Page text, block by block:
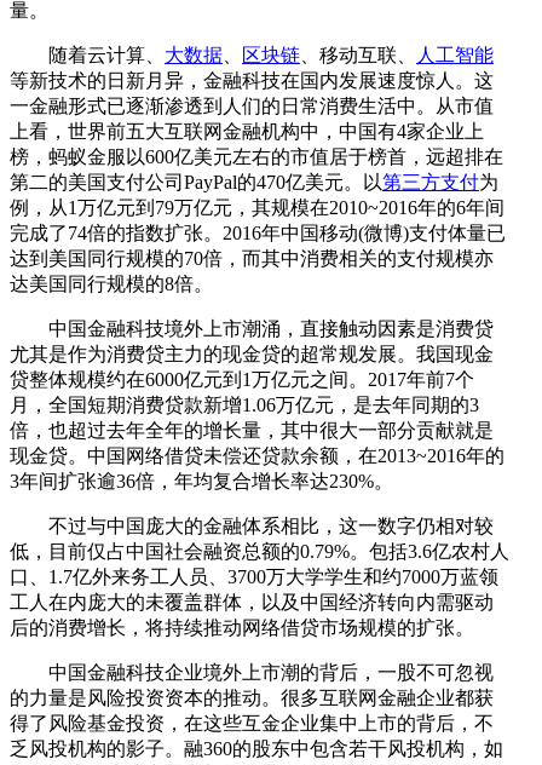
量。
随着云计算、 大数据 区块链 、移动互联、
人工智能
等新技术的日新月异，金融科技在国内发展速度惊人。这
一金融形式已逐渐渗透到人们的日常消费生活中。从市值
上看，世界前五大互联网金融机构中，中国有4家企业上
榜，蚂蚁金服以600亿美元左右的市值居于榜首，远超排在
第二的美国支付公司PayPal的470亿美元。以第三方支付为
例，从1万亿元到79万亿元，其规模在2010~2016年的6年间
完成了74倍的指数扩张。2016年中国移动(微博)支付体量已
达到美国同行规模的70倍，而其中消费相关的支付规模亦
达美国同行规模的8倍。
中国金融科技境外上市潮涌，直接触动因素是消费贷
尤其是作为消费贷主力的现金贷的超常规发展。我国现金
贷整体规模约在6000亿元到1万亿元之间。2017年前7个
月，全国短期消费贷款新增1.06万亿元，是去年同期的3
倍，也超过去年全年的增长量，其中很大一部分贡献就是
现金贷。中国网络借贷未偿还贷款余额，在2013~2016年的
3年间扩张逾36倍，年均复合增长率达230%。
不过与中国庞大的金融体系相比，这一数字仍相对较
低，目前仅占中国社会融资总额的0.79%。包括3.6亿农村人
口、1.7亿外来务工人员、3700万大学学生和约7000万蓝领
工人在内庞大的未覆盖群体，以及中国经济转向内需驱动
后的消费增长，将持续推动网络借贷市场规模的扩张。
中国金融科技企业境外上市潮的背后，一股不可忽视
的力量是风险投资资本的推动。很多互联网金融企业都获
得了风险基金投资，在这些互金企业集中上市的背后，不
乏风投机构的影子。融360的股东中包含若干风投机构，如